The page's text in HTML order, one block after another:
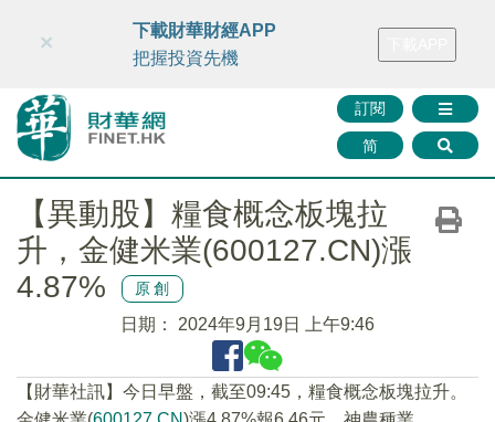
財華智庫網 FINTV FINMETA 財華證券 媒體矩陣
訂閱
简
×
下載財華財經APP
把握投資先機
【異動股】糧食概念板塊拉
升，金健米業(600127.CN)漲
4.87%
原創
日期： 2024年9月19日 上午9:46
【財華社訊】今日早盤，截至09:45，糧食概念板塊拉升。